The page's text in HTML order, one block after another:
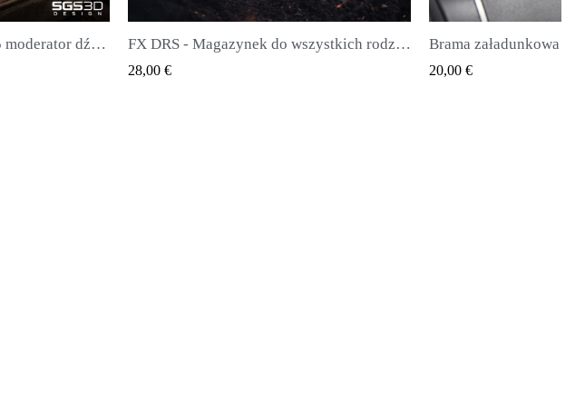
QUICK VIEW FX DRS - Magazynek do wszystkich rodzajów pocisków QUICK VIEW Brama załadunkowa Huben K1 (najnowsza generacja)